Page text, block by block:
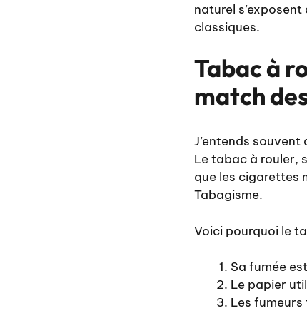
naturel s’exposent
classiques.
Tabac à
match
J’entends
Le tabac à rouler,
que les cigarettes
Tabagisme.
Voici pourquoi le
Sa fumée
Le papier
Les